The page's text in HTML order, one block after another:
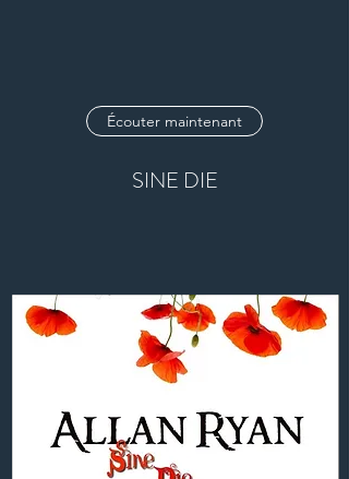
Écouter maintenant
SINE DIE